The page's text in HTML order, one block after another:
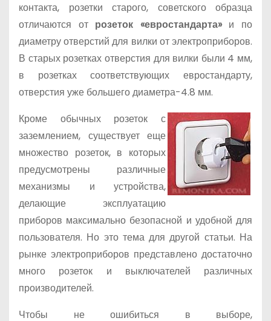
контакта, розетки старого, советского образца
отличаются от розеток «евростандарта» и по
диаметру отверстий для вилки от электроприборов.
В старых розетках отверстия для вилки были 4 мм,
в розетках соответствующих евростандарту,
отверстия уже большего диаметра-4.8 мм.
Кроме обычных розеток с
заземлением, существует еще
множество розеток, в которых
предусмотрены различные
механизмы и устройства,
делающие эксплуатацию
приборов максимально безопасной и удобной для
пользователя. Но это тема для другой статьи. На
рынке электроприборов представлено достаточно
много розеток и выключателей различных
производителей.
Чтобы не ошибиться в выборе,